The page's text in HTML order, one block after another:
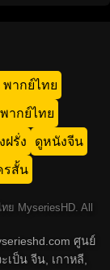
ากย์ไทย
ากย์ไทย
ฝรั่ง ดูหนังจีน
รสั้น
MyseriesHD. All
ศูนย์
ป็น จีน, เกาหลี,